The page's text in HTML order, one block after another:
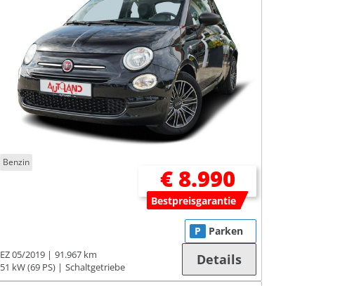
Benzin
€ 8.990
Bestpreisgarantie
EZ 05/2019
91.967 km
51 kW (69 PS)
Schaltgetriebe
P Parken
Details